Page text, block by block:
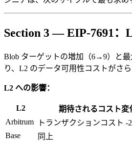
Section 3 — EIP-7691：
Blob ターゲットの増加（6→9）と
り、L2 のデータ可用性コストがさら
L2 への影響：
L2
期待されるコスト変
Arbitrum
トランザクションコスト -
Base
同上